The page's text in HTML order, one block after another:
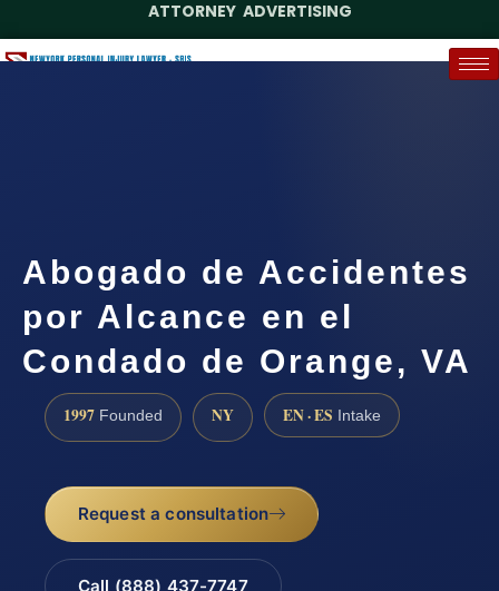
ATTORNEY ADVERTISING
Abogado de Accidentes
por Alcance en el
Condado de Orange, VA
1997 Founded NY EN · ES Intake
Request a consultation
Call (888) 437-7747